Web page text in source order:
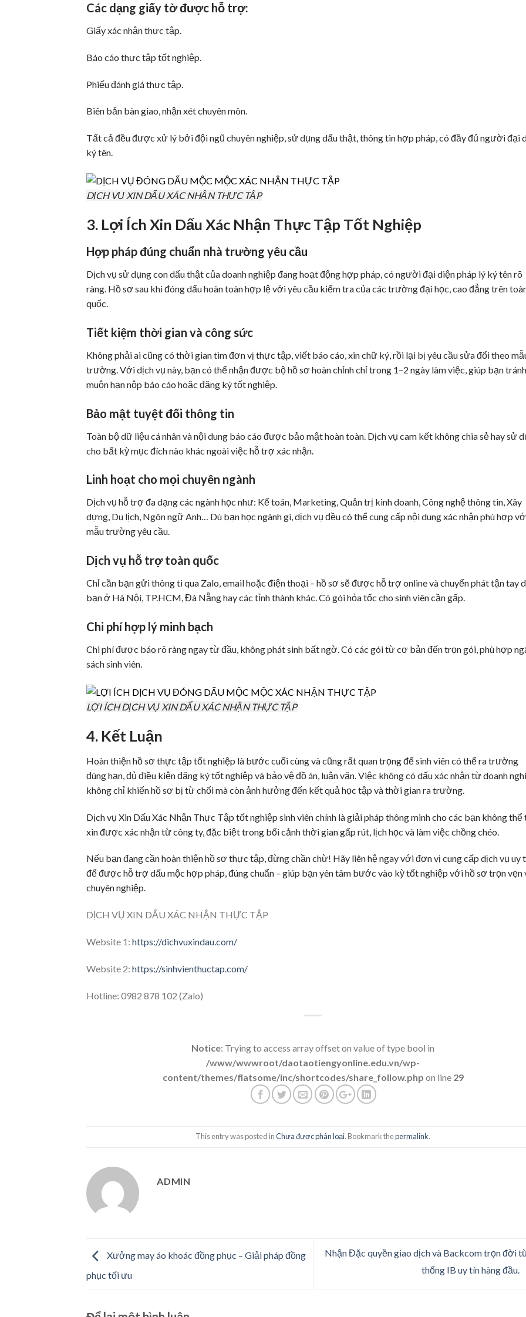
Các dạng giấy tờ được hỗ trợ:
Giấy xác nhận thực tập.
Báo cáo thực tập tốt nghiệp.
Phiếu đánh giá thực tập.
Biên bản bàn giao, nhận xét chuyên môn.
Tất cả đều được xử lý bởi đội ngũ chuyên nghiệp, sử dụng dấu thật, thông tin hợp pháp, có đầy đủ người đại
ký tên.
DỊCH VỤ XIN DẤU XÁC NHẬN THỰC TẬP
3. Lợi Ích Xin Dấu Xác Nhận Thực Tập Tốt Nghiệp
Hợp pháp đúng chuẩn nhà trường yêu cầu
Dịch vụ sử dụng con dấu thật của doanh nghiệp đang hoạt động hợp pháp, có người đại diện pháp lý ký tên rõ
ràng. Hồ sơ sau khi đóng dấu hoàn toàn hợp lệ với yêu cầu kiểm tra của các trường đại học, cao đẳng trên
quốc.
Tiết kiệm thời gian và công sức
Không phải ai cũng có thời gian tìm đơn vị thực tập, viết báo cáo, xin chữ ký, rồi lại bị yêu cầu sửa đổi theo
trường. Với dịch vụ này, bạn có thể nhận được bộ hồ sơ hoàn chỉnh chỉ trong 1–2 ngày làm việc, giúp bạn tránh
muộn hạn nộp báo cáo hoặc đăng ký tốt nghiệp.
Bảo mật tuyệt đối thông tin
Toàn bộ dữ liệu cá nhân và nội dung báo cáo được bảo mật hoàn toàn. Dịch vụ cam kết không chia sẻ hay sử
cho bất kỳ mục đích nào khác ngoài việc hỗ trợ xác nhận.
Linh hoạt cho mọi chuyên ngành
Dịch vụ hỗ trợ đa dạng các ngành học như: Kế toán, Marketing, Quản trị kinh doanh, Công nghệ thông tin, Xây
dựng, Du lịch, Ngôn ngữ Anh… Dù bạn học ngành gì, dịch vụ đều có thể cung cấp nội dung xác nhận phù hợp
mẫu trường yêu cầu.
Dịch vụ hỗ trợ toàn quốc
Chỉ cần bạn gửi thông ti qua Zalo, email hoặc điện thoại – hồ sơ sẽ được hỗ trợ online và chuyển phát tận tay
bạn ở Hà Nội, TP.HCM, Đà Nẵng hay các tỉnh thành khác. Có gói hỏa tốc cho sinh viên cần gấp.
Chi phí hợp lý minh bạch
Chi phí được báo rõ ràng ngay từ đầu, không phát sinh bất ngờ. Có các gói từ cơ bản đến trọn gói, phù hợp
sách sinh viên.
LỢI ÍCH DỊCH VỤ XIN DẤU XÁC NHẬN THỰC TẬP
4. Kết Luận
Hoàn thiện hồ sơ thực tập tốt nghiệp là bước cuối cùng và cũng rất quan trọng để sinh viên có thể ra trường
đúng hạn, đủ điều kiện đăng ký tốt nghiệp và bảo vệ đồ án, luận văn. Việc không có dấu xác nhận từ doanh
không chỉ khiến hồ sơ bị từ chối mà còn ảnh hưởng đến kết quả học tập và thời gian ra trường.
Dịch vụ Xin Dấu Xác Nhận Thực Tập tốt nghiệp sinh viên chính là giải pháp thông minh cho các bạn không
xin được xác nhận từ công ty, đặc biệt trong bối cảnh thời gian gấp rút, lịch học và làm việc chồng chéo.
Nếu bạn đang cần hoàn thiện hồ sơ thực tập, đừng chần chừ! Hãy liên hệ ngay với đơn vị cung cấp dịch vụ uy
để được hỗ trợ dấu mộc hợp pháp, đúng chuẩn – giúp bạn yên tâm bước vào kỳ tốt nghiệp với hồ sơ trọn vẹn
chuyên nghiệp.
DỊCH VỤ XIN DẤU XÁC NHẬN THỰC TẬP
Website 1: https://dichvuxindau.com/
Website 2: https://sinhvienthuctap.com/
Hotline: 0982 878 102 (Zalo)
Notice: Trying to access array offset on value of type bool in
/www/wwwroot/daotaotiengyonline.edu.vn/wp-
content/themes/flatsome/inc/shortcodes/share_follow.php on line 29
This entry was posted inChưa được phân loại. Bookmark thepermalink.
ADMIN
Xưởng may áo khoác đồng phục – Giải pháp đồng
phục tối ưu
Nhận Đặc quyền giao dịch và Backcom trọn đời
thống IB uy tín hàng đầu.